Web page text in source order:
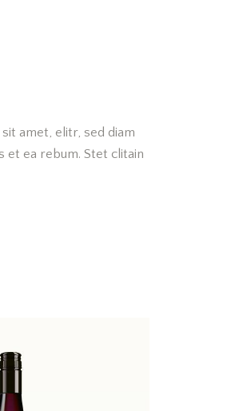
amet, elitr, sed diam
et ea rebum. Stet clitain